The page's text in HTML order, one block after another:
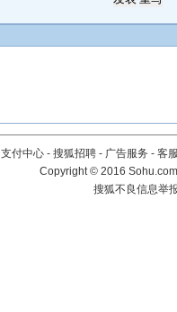
支付中心 - 搜狐招聘 - 广告服务 - 客
Copyright©2016
搜狐不良信息举